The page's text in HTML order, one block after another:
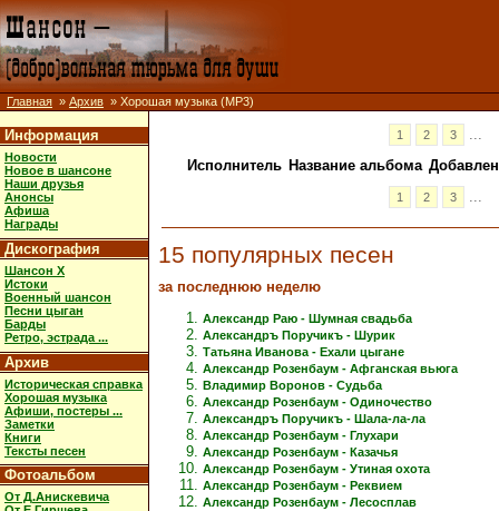
Главная » Архив » Хорошая музыка (MP3)
Информация
Новости
Новое в шансоне
Наши друзья
Анонсы
Афиша
Награды
Дискография
Шансон X
Истоки
Военный шансон
Песни цыган
Барды
Ретро, эстрада ...
Архив
Историческая справка
Хорошая музыка
Афиши, постеры ...
Заметки
Книги
Тексты песен
Фотоальбом
От Д.Анискевича
1 2 3
...
Исполнитель Название альбома Добавлен
1 2 3 ...
15 популярных песен
за последнюю неделю
Александр Раю - Шумная свадьба
Александръ Поручикъ - Шурик
Татьяна Иванова - Ехали цыгане
Александр Розенбаум - Афганская вьюга
Владимир Воронов - Судьба
Александр Розенбаум - Одиночество
Александръ Поручикъ - Шала-ла-ла
Александр Розенбаум - Глухари
Александр Розенбаум - Казачья
Александр Розенбаум - Утиная охота
Александр Розенбаум - Реквием
Александр Розенбаум - Лесосплав